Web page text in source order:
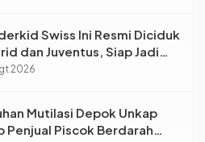
Swiss Ini Resmi Diciduk
dan Juventus, Siap Jadi
Eropa
2026
Mutilasi Depok Unkap
Penjual Piscok Berdarah